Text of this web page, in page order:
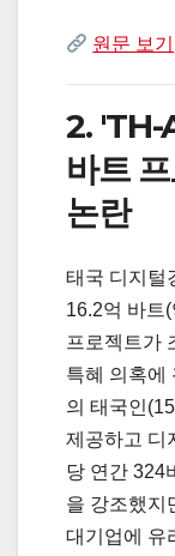
원문 보기
2. 'TH-
바트
논란
태국 디지털
16.2억 바트
프로젝트가
특혜 의혹에
의 태국인
제공하고 디
당 연간 324
을 강조했지
대기업에 유